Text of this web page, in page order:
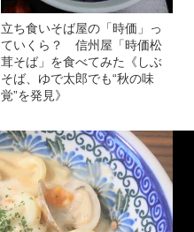
立ち食いそば屋の「時価」っ
ていくら？ 信州屋「時価松
茸そば」を食べてみた《しぶ
そば、ゆで太郎でも“秋の味
覚”を発見》